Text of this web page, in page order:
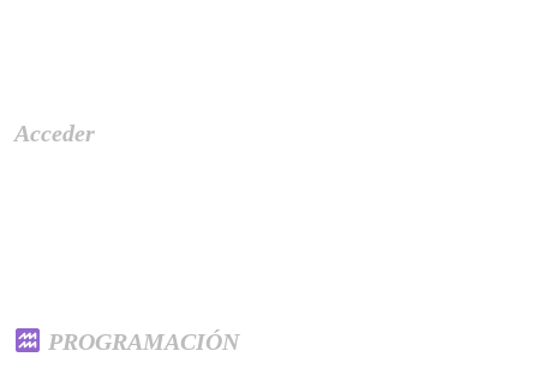
Acceder
PROGRAMACIÓN